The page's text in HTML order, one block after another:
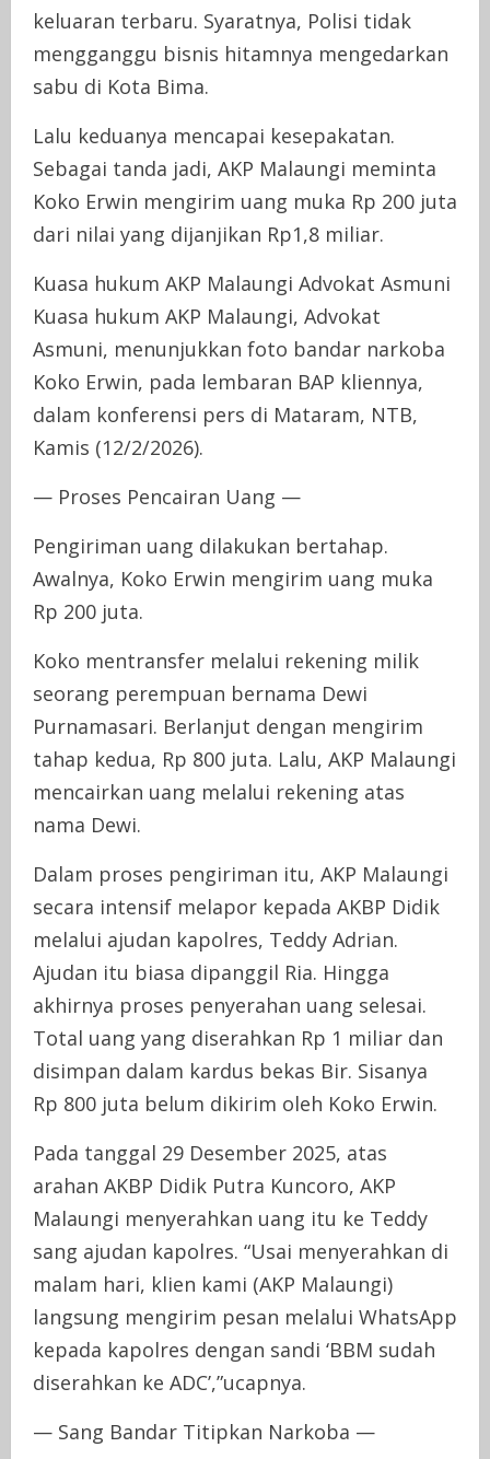
keluaran terbaru. Syaratnya, Polisi tidak
mengganggu bisnis hitamnya mengedarkan
sabu di Kota Bima.
Lalu keduanya mencapai kesepakatan.
Sebagai tanda jadi, AKP Malaungi meminta
Koko Erwin mengirim uang muka Rp 200 juta
dari nilai yang dijanjikan Rp1,8 miliar.
Kuasa hukum AKP Malaungi Advokat Asmuni
Kuasa hukum AKP Malaungi, Advokat
Asmuni, menunjukkan foto bandar narkoba
Koko Erwin, pada lembaran BAP kliennya,
dalam konferensi pers di Mataram, NTB,
Kamis (12/2/2026).
— Proses Pencairan Uang —
Pengiriman uang dilakukan bertahap.
Awalnya, Koko Erwin mengirim uang muka
Rp 200 juta.
Koko mentransfer melalui rekening milik
seorang perempuan bernama Dewi
Purnamasari. Berlanjut dengan mengirim
tahap kedua, Rp 800 juta. Lalu, AKP Malaungi
mencairkan uang melalui rekening atas
nama Dewi.
Dalam proses pengiriman itu, AKP Malaungi
secara intensif melapor kepada AKBP Didik
melalui ajudan kapolres, Teddy Adrian.
Ajudan itu biasa dipanggil Ria. Hingga
akhirnya proses penyerahan uang selesai.
Total uang yang diserahkan Rp 1 miliar dan
disimpan dalam kardus bekas Bir. Sisanya
Rp 800 juta belum dikirim oleh Koko Erwin.
Pada tanggal 29 Desember 2025, atas
arahan AKBP Didik Putra Kuncoro, AKP
Malaungi menyerahkan uang itu ke Teddy
sang ajudan kapolres. “Usai menyerahkan di
malam hari, klien kami (AKP Malaungi)
langsung mengirim pesan melalui WhatsApp
kepada kapolres dengan sandi ‘BBM sudah
diserahkan ke ADC’,”ucapnya.
— Sang Bandar Titipkan Narkoba —